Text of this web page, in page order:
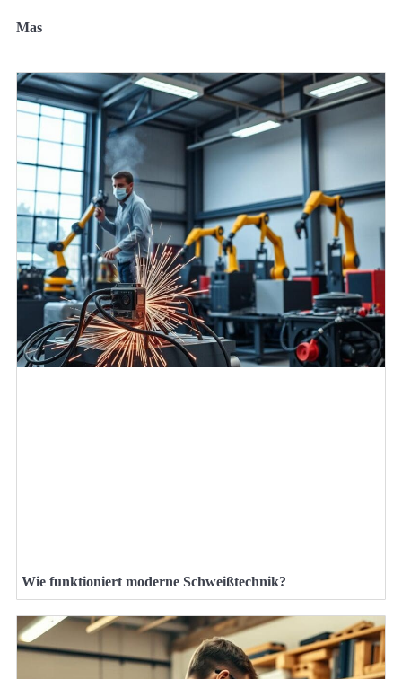
Mas
Wie funktioniert moderne Schweißtechnik?